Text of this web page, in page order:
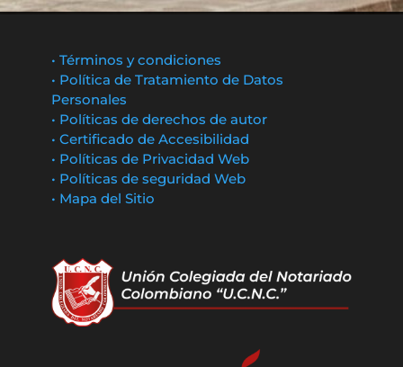
• Términos y condiciones
• Política de Tratamiento de Datos
Personales
• Políticas de derechos de autor
• Certificado de Accesibilidad
• Políticas de Privacidad Web
• Políticas de seguridad Web
• Mapa del Sitio